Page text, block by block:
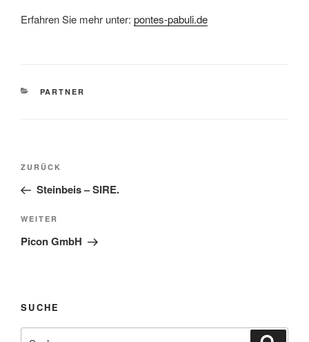
Erfahren Sie mehr unter: pontes-pabuli.de
KATEGORIEN
PARTNER
Beitragsnavigation
Vorheriger
Beitrag
ZURÜCK
Steinbeis – SIRE.
Nächster
Beitrag
WEITER
Picon GmbH
SUCHE